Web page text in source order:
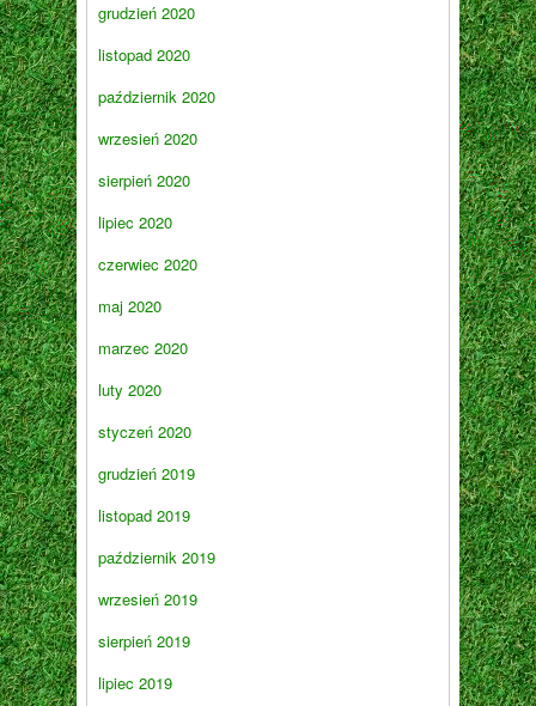
grudzień 2020
listopad 2020
październik 2020
wrzesień 2020
sierpień 2020
lipiec 2020
czerwiec 2020
maj 2020
marzec 2020
luty 2020
styczeń 2020
grudzień 2019
listopad 2019
październik 2019
wrzesień 2019
sierpień 2019
lipiec 2019